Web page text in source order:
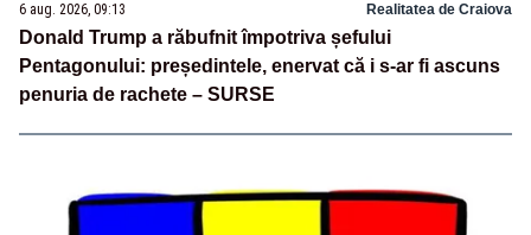
6 aug. 2026, 09:13 Realitatea de Craiova
Donald Trump a răbufnit împotriva șefului
Pentagonului: președintele, enervat că i s-ar fi ascuns
penuria de rachete – SURSE